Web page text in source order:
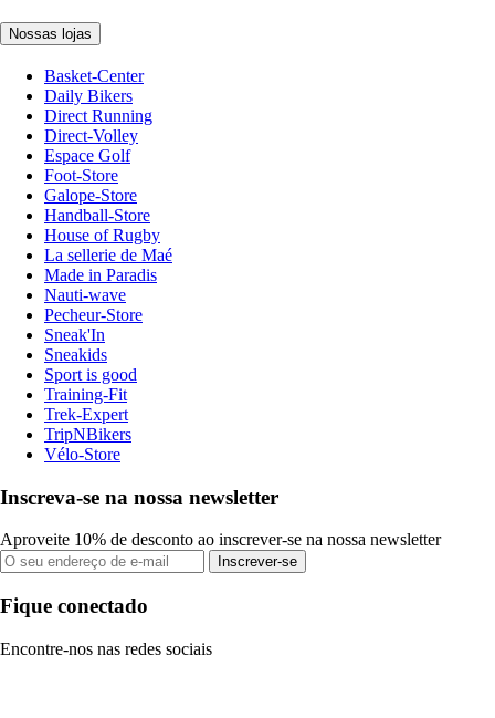
Nossas lojas
Basket-Center
Daily Bikers
Direct Running
Direct-Volley
Espace Golf
Foot-Store
Galope-Store
Handball-Store
House of Rugby
La sellerie de Maé
Made in Paradis
Nauti-wave
Pecheur-Store
Sneak'In
Sneakids
Sport is good
Training-Fit
Trek-Expert
TripNBikers
Vélo-Store
Inscreva-se na nossa newsletter
Aproveite 10% de desconto ao inscrever-se na nossa newsletter
Inscrever-se
Fique conectado
Encontre-nos nas redes sociais